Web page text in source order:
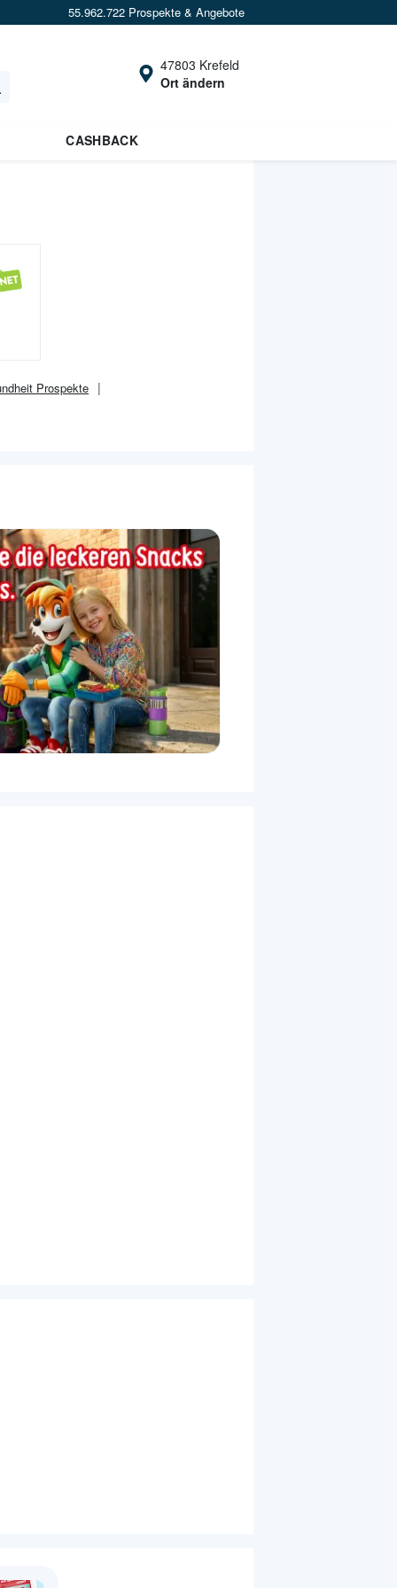
55.962.722 Prospekte & Angebote
47803 Krefeld
Ort ändern
CASHBACK
Prospekte